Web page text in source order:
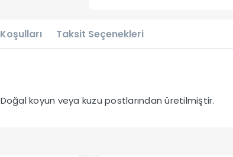
Taksit Seçenekleri
koyun veya kuzu postlarından üretilmiştir.